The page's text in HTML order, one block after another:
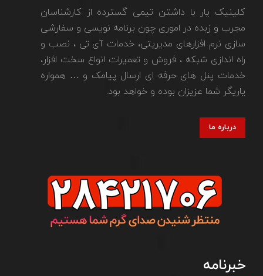
کلینیک یار با داشتن تیمی گسترده از کارشناسان
مجرب و زبده در اموری چون برنامه نویسی و سفارشی
سازی نرم افزارهای مدیریتی، خدمات آی تی ، نصب و
راه اندازی شبکه ، فروش و تعمیرات انواع سخت افزار،
خدمات پنل های حرفه ای ارسال پیامک و … همواره
یاریگر شما عزیزان بوده و خواهد بود.
درباره ما
خبرنامه